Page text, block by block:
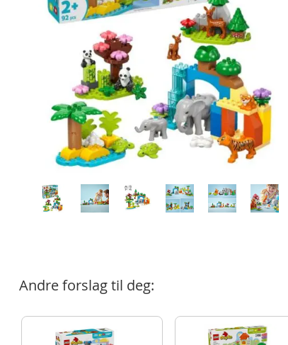
Andre forslag til deg: